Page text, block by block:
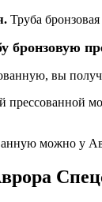
Труба
бронзовую
вы
можно у